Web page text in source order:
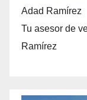
Adad Ramírez
Tu asesor de
Ramírez